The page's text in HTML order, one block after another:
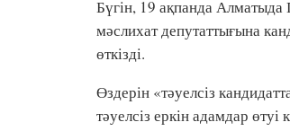
Бүгін, 19 ақпанда Алматыда
мәслихат депутаттығына
өткізді.
Өздерін «тәуелсіз
тәуелсіз еркін адамдар